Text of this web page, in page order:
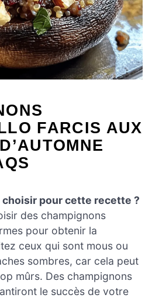
FARCIS AUX
pour cette recette ?
des champignons
pour obtenir la
ceux qui sont mous ou
sombres, car cela peut
mûrs. Des champignons
le succès de votre